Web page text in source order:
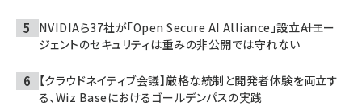
NVIDIAら37社が「Open Secure AI Alliance」設立――AIエー
ジェントのセキュリティは重みの非公開では守れない
【クラウドネイティブ会議】厳格な統制と開発者体験を両立す
る、Wiz Baseにおけるゴールデンパスの実践